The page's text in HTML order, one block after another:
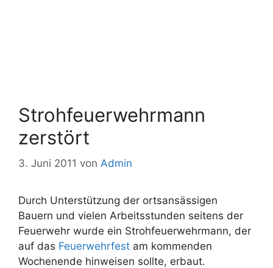
Strohfeuerwehrmann
zerstört
3. Juni 2011 von Admin
Durch Unterstützung der ortsansässigen
Bauern und vielen Arbeitsstunden seitens der
Feuerwehr wurde ein Strohfeuerwehrmann, der
auf das Feuerwehrfest am kommenden
Wochenende hinweisen sollte, erbaut.